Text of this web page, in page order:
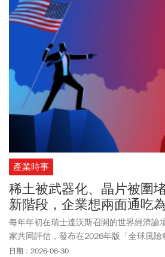
產業時事
稀土被武器化、晶片被圍
新階段，企業想兩面通吃
每年年初在瑞士達沃斯召開的世界經濟論
家共同評估，發布在2026年版「全球風
列為全球首要單一風險，較前一年躍升八
日期：2026-06-30